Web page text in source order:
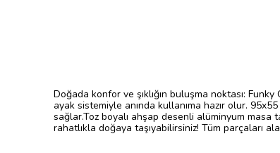
Doğada konfor ve şıklığın buluşma noktası:
ayak sistemiyle anında kullanıma hazır olur.
sağlar.Toz boyalı ahşap desenli alüminyum masa
rahatlıkla doğaya taşıyabilirsiniz! Tüm parçaları